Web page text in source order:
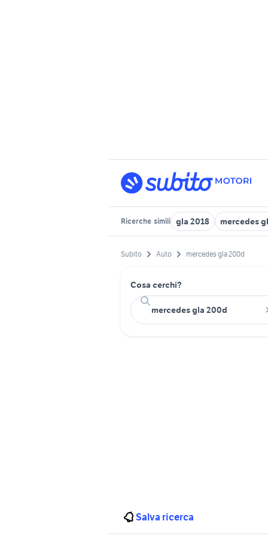
Ricerche simili gla 2018 mercedes
Subito Auto mercedes gla 200d
Cosa cerchi?
Salva ricerca